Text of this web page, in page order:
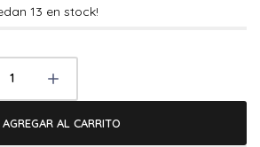
13 en stock!
AGREGAR AL CARRITO